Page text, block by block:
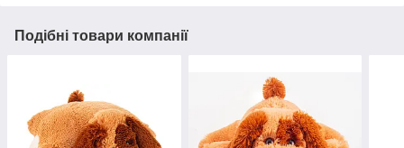
Подібні товари компанії